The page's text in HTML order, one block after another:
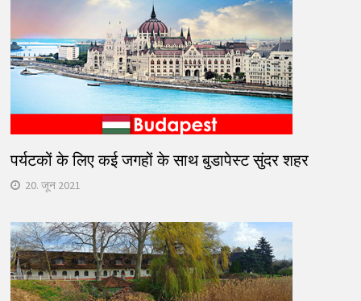
पर्यटकों के लिए कई जगहों के साथ बुडापेस्ट सुंदर शहर
20. जून 2021